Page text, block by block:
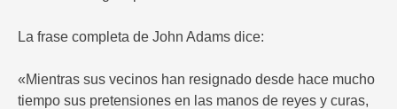
La frase completa de John Adams dice:
«Mientras sus vecinos han resignado desde hace mucho
tiempo sus pretensiones en las manos de reyes y curas,